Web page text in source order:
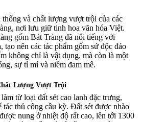
và chất lượng vượt trội của các
nơi lưu giữ tinh hoa văn hóa Việt.
gốm Bát Tràng đã nổi tiếng với
tạo nên các tác phẩm gốm sứ độc đáo
không chỉ là vật dụng, mà còn là một
sự tỉ mỉ và niềm đam mê.
Lượng Vượt Trội
từ loại đất sét cao lanh đặc trưng,
tác thủ công cầu kỳ. Đất sét được nhào
nung ở nhiệt độ rất cao, lên tới 1300